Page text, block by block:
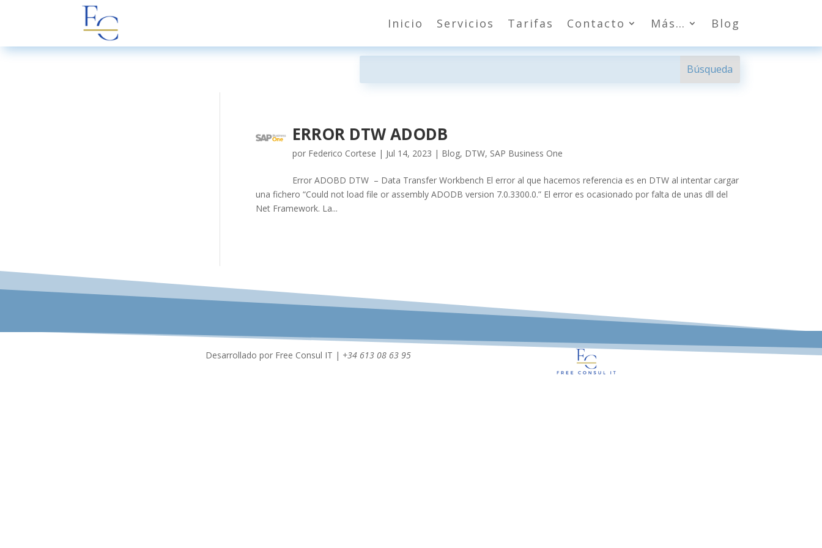
Inicio Servicios Tarifas Contacto Más… Blog
ERROR DTW ADODB
por Federico Cortese | Jul 14, 2023 | Blog, DTW, SAP Business One
Error ADOBD DTW – Data Transfer Workbench El error al que hacemos referencia es en DTW al intentar cargar
una fichero “Could not load file or assembly ADODB version 7.0.3300.0.” El error es ocasionado por falta de unas dll del
Net Framework. La...
Desarrollado por Free Consul IT | +34 613 08 63 95